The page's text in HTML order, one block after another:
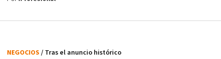
NEGOCIOS / Tras el anuncio histórico